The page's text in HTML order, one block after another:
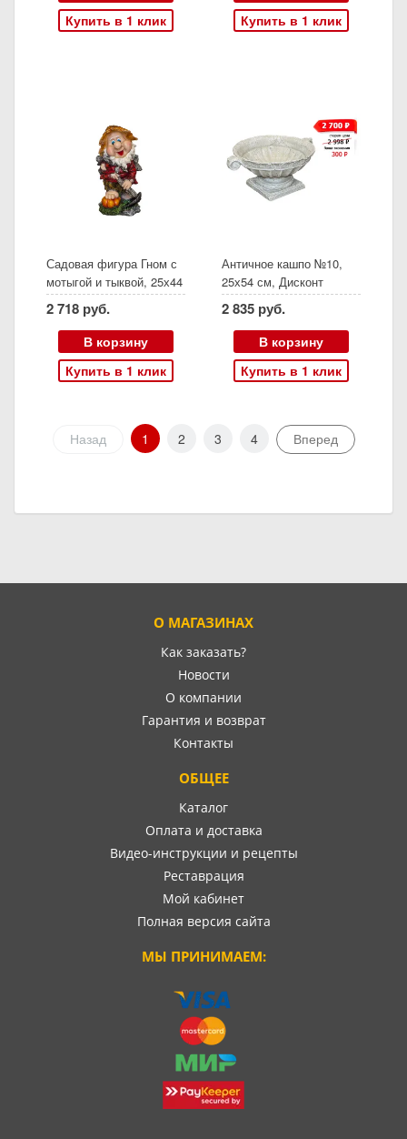
Купить в 1 клик
Купить в 1 клик
Садовая фигура Гном с
мотыгой и тыквой, 25х44
см
2 718 руб.
В корзину
Купить в 1 клик
Античное кашпо №10,
25х54 см, Дисконт
2 835 руб.
В корзину
Купить в 1 клик
Назад 1 2 3 4 Вперед
О МАГАЗИНАХ
Как заказать?
Новости
О компании
Гарантия и возврат
Контакты
ОБЩЕЕ
Каталог
Оплата и доставка
Видео-инструкции и рецепты
Реставрация
Мой кабинет
Полная версия сайта
МЫ ПРИНИМАЕМ: